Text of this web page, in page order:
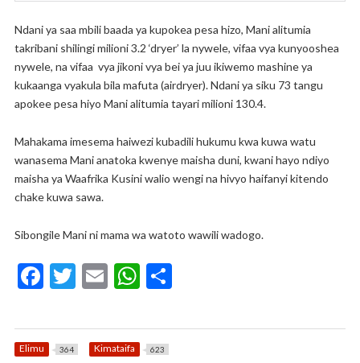
Ndani ya saa mbili baada ya kupokea pesa hizo, Mani alitumia
takribani shilingi milioni 3.2 ‘dryer’ la nywele, vifaa vya kunyooshea
nywele, na vifaa vya jikoni vya bei ya juu ikiwemo mashine ya
kukaanga vyakula bila mafuta (airdryer). Ndani ya siku 73 tangu
apokee pesa hiyo Mani alitumia tayari milioni 130.4.
Mahakama imesema haiwezi kubadili hukumu kwa kuwa watu
wanasema Mani anatoka kwenye maisha duni, kwani hayo ndiyo
maisha ya Waafrika Kusini walio wengi na hivyo haifanyi kitendo
chake kuwa sawa.
Sibongile Mani ni mama wa watoto wawili wadogo.
F
e
b
T
itt
er
E
ai
l
W
at
s
S
ar
Elimu 364 Kimataifa 623